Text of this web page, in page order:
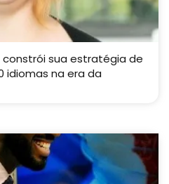
sua estratégia de
idiomas na era da